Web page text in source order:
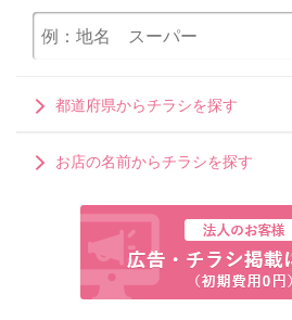
都道府県からチラシを探す
お店の名前からチラシを探す